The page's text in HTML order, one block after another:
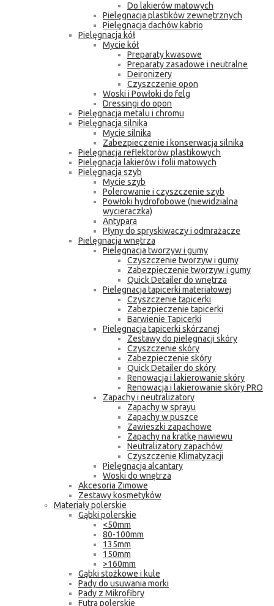
Do lakierów matowych
Pielęgnacja plastików zewnętrznych
Pielęgnacja dachów kabrio
Pielęgnacja kół
Mycie kół
Preparaty kwasowe
Preparaty zasadowe i neutralne
Deironizery
Czyszczenie opon
Woski i Powłoki do felg
Dressingi do opon
Pielęgnacja metalu i chromu
Pielęgnacja silnika
Mycie silnika
Zabezpieczenie i konserwacja silnika
Pielęgnacja reflektorów plastikowych
Pielęgnacja lakierów i folii matowych
Pielęgnacja szyb
Mycie szyb
Polerowanie i czyszczenie szyb
Powłoki hydrofobowe (niewidzialna
wycieraczka)
Antypara
Płyny do spryskiwaczy i odmrażacze
Pielęgnacja wnętrza
Pielęgnacja tworzyw i gumy
Czyszczenie tworzyw i gumy
Zabezpieczenie tworzyw i gumy
Quick Detailer do wnętrza
Pielęgnacja tapicerki materiałowej
Czyszczenie tapicerki
Zabezpieczenie tapicerki
Barwienie Tapicerki
Pielęgnacja tapicerki skórzanej
Zestawy do pielęgnacji skóry
Czyszczenie skóry
Zabezpieczenie skóry
Quick Detailer do skóry
Renowacja i lakierowanie skóry
Renowacja i lakierowanie skóry PRO
Zapachy i neutralizatory
Zapachy w sprayu
Zapachy w puszce
Zawieszki zapachowe
Zapachy na kratkę nawiewu
Neutralizatory zapachów
Czyszczenie Klimatyzacji
Pielęgnacja alcantary
Woski do wnętrza
Akcesoria Zimowe
Zestawy kosmetyków
Materiały polerskie
Gąbki polerskie
<50mm
80-100mm
135mm
150mm
>160mm
Gąbki stożkowe i kule
Pady do usuwania morki
Pady z Mikrofibry
Futra polerskie